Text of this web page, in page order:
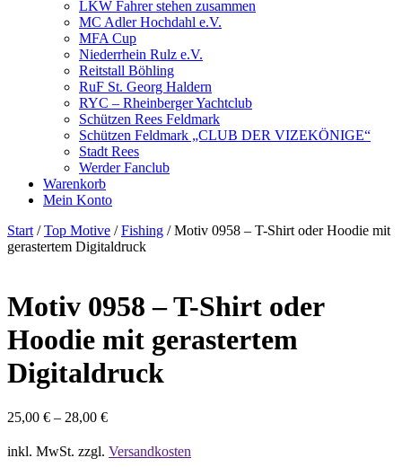
LKW Fahrer stehen zusammen
MC Adler Hochdahl e.V.
MFA Cup
Niederrhein Rulz e.V.
Reitstall Böhling
RuF St. Georg Haldern
RYC – Rheinberger Yachtclub
Schützen Rees Feldmark
Schützen Feldmark „CLUB DER VIZEKÖNIGE“
Stadt Rees
Werder Fanclub
Warenkorb
Mein Konto
Start /Top Motive /Fishing / Motiv 0958 – T-Shirt oder Hoodie mit
gerastertem Digitaldruck
Motiv 0958 – T-Shirt oder
Hoodie mit gerastertem
Digitaldruck
25,00 € – 28,00 €
inkl. MwSt. zzgl. Versandkosten